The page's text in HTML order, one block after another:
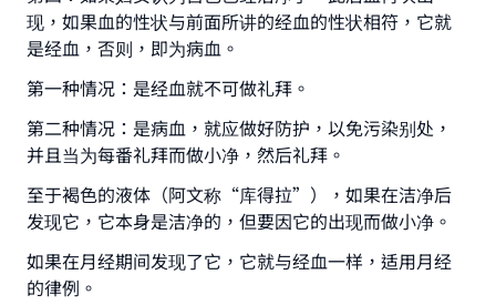
现，如果血的性状与前面所讲的经血的性状相符，它就
是经血，否则，即为病血。
第一种情况：是经血就不可做礼拜。
第二种情况：是病血，就应做好防护，以免污染别处，
并且当为每番礼拜而做小净，然后礼拜。
至于褐色的液体（阿文称“库得拉”），如果在洁净后
发现它，它本身是洁净的，但要因它的出现而做小净。
如果在月经期间发现了它，它就与经血一样，适用月经
的律例。